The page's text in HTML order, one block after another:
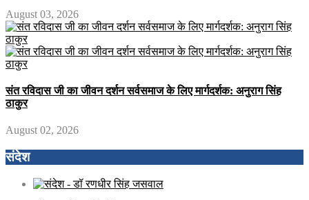
August 03, 2026
संत रविदास जी का जीवन दर्शन सर्वसमाज के लिए मार्गदर्शक: अनुराग सिंह
ठाकुर
August 02, 2026
संदेश